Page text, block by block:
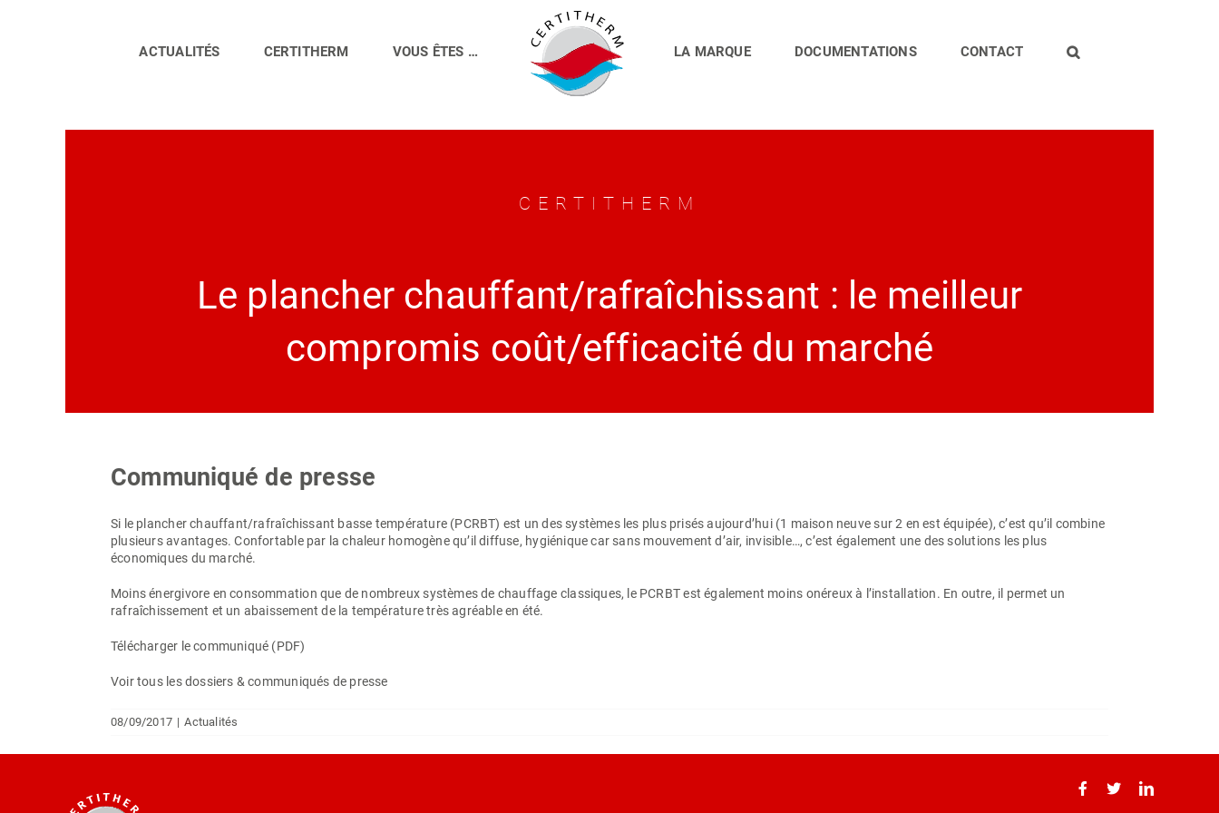
ACTUALITÉS CERTITHERM VOUS ÊTES … LA MARQUE DOCUMENTATIONS CONTACT
CERTITHERM
Le plancher chauffant/rafraîchissant : le meilleur
compromis coût/efficacité du marché
Communiqué de presse
Si le plancher chauffant/rafraîchissant basse température (PCRBT) est un des systèmes les plus prisés aujourd’hui (1 maison neuve sur 2 en est équipée), c’est qu’il combine
plusieurs avantages. Confortable par la chaleur homogène qu’il diffuse, hygiénique car sans mouvement d’air, invisible…, c’est également une des solutions les plus
économiques du marché.
Moins énergivore en consommation que de nombreux systèmes de chauffage classiques, le PCRBT est également moins onéreux à l’installation. En outre, il permet un
rafraîchissement et un abaissement de la température très agréable en été.
Télécharger le communiqué (PDF)
Voir tous les dossiers & communiqués de presse
08/09/2017 | Actualités